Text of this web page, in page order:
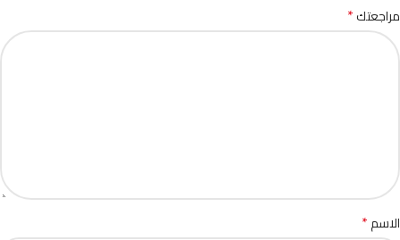
مراجعتك*
الاسم*